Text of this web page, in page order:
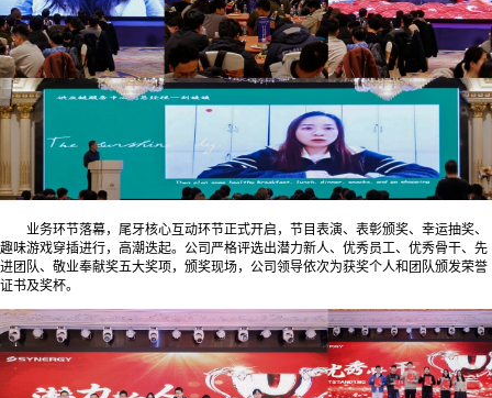
业务环节落幕，尾牙核心互动环节正式开启，节目表演、表彰颁奖、幸运抽奖、
趣味游戏穿插进行，高潮迭起。公司严格评选出潜力新人、优秀员工、优秀骨干、先
进团队、敬业奉献奖五大奖项，颁奖现场，公司领导依次为获奖个人和团队颁发荣誉
证书及奖杯。